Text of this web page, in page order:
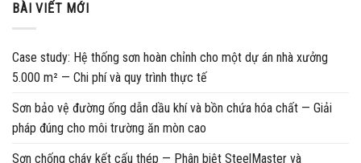
BÀI VIẾT MỚI
Case study: Hệ thống sơn hoàn chỉnh cho một dự án nhà xưởng
5.000 m² — Chi phí và quy trình thực tế
Sơn bảo vệ đường ống dẫn dầu khí và bồn chứa hóa chất — Giải
pháp đúng cho môi trường ăn mòn cao
Sơn chống cháy kết cấu thép — Phân biệt SteelMaster và